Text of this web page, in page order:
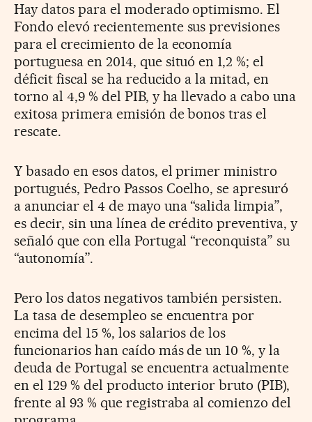
Hay datos para el moderado optimismo. El
Fondo elevó recientemente sus previsiones
para el crecimiento de la economía
portuguesa en 2014, que situó en 1,2 %; el
déficit fiscal se ha reducido a la mitad, en
torno al 4,9 % del PIB, y ha llevado a cabo una
exitosa primera emisión de bonos tras el
rescate.
Y basado en esos datos, el primer ministro
portugués, Pedro Passos Coelho, se apresuró
a anunciar el 4 de mayo una “salida limpia”,
es decir, sin una línea de crédito preventiva, y
señaló que con ella Portugal “reconquista” su
“autonomía”.
Pero los datos negativos también persisten.
La tasa de desempleo se encuentra por
encima del 15 %, los salarios de los
funcionarios han caído más de un 10 %, y la
deuda de Portugal se encuentra actualmente
en el 129 % del producto interior bruto (PIB),
frente al 93 % que registraba al comienzo del